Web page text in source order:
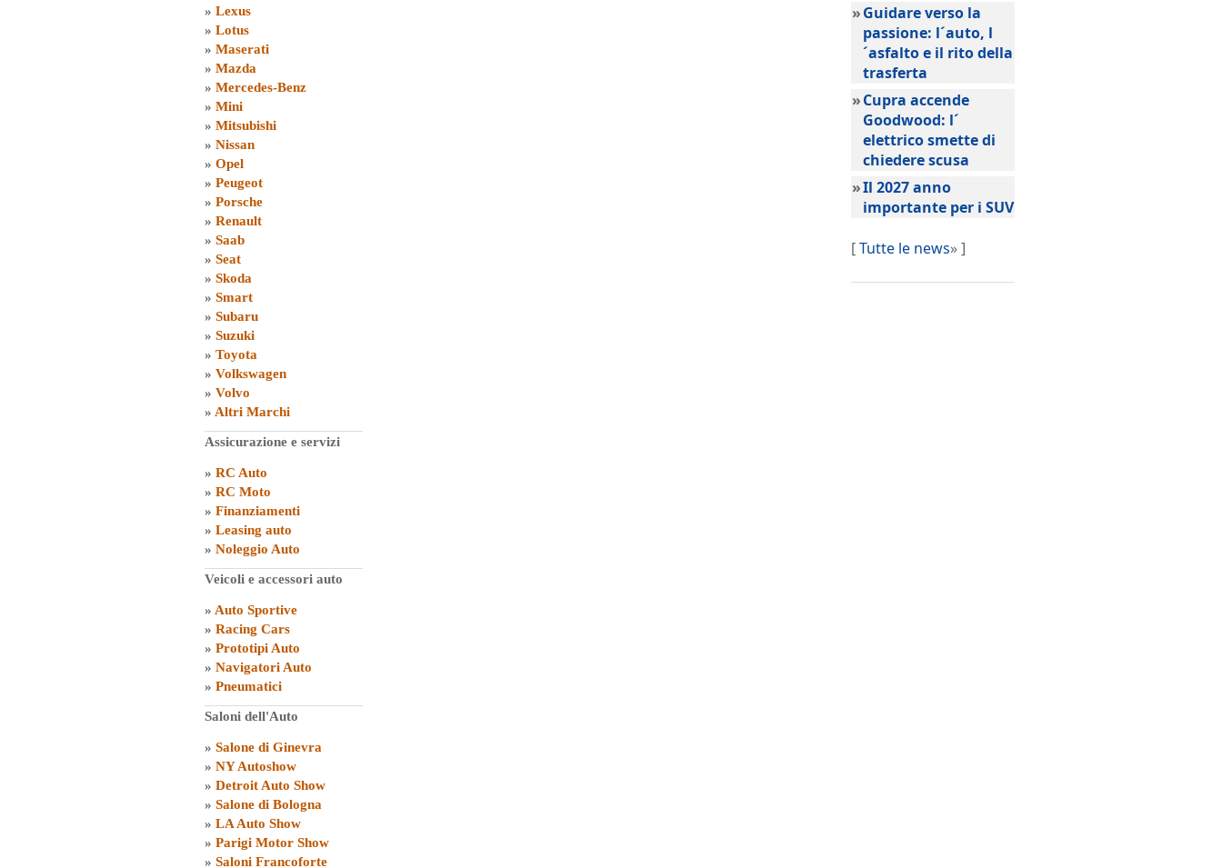
» Lexus
» Lotus
» Maserati
» Mazda
» Mercedes-Benz
» Mini
» Mitsubishi
» Nissan
» Opel
» Peugeot
» Porsche
» Renault
» Saab
» Seat
» Skoda
» Smart
» Subaru
» Suzuki
» Toyota
» Volkswagen
» Volvo
» Altri Marchi
Assicurazione e servizi
» RC Auto
» RC Moto
» Finanziamenti
» Leasing auto
» Noleggio Auto
Veicoli e accessori auto
» Auto Sportive
» Racing Cars
» Prototipi Auto
» Navigatori Auto
» Pneumatici
Saloni dell'Auto
» Salone di Ginevra
» NY Autoshow
» Detroit Auto Show
» Salone di Bologna
» LA Auto Show
» Parigi Motor Show
» Saloni Francoforte
»Guidare verso la
passione: l´auto, l
´asfalto e il rito della
trasferta
»Cupra accende
Goodwood: l´
elettrico smette di
chiedere scusa
»Il 2027 anno
importante per i SUV
[Tutte le news» ]